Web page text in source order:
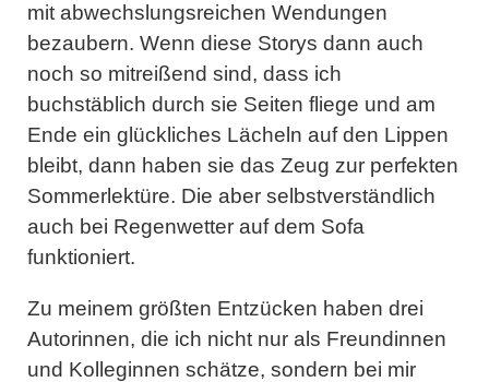
mit abwechslungsreichen Wendungen
bezaubern. Wenn diese Storys dann auch
noch so mitreißend sind, dass ich
buchstäblich durch sie Seiten fliege und am
Ende ein glückliches Lächeln auf den Lippen
bleibt, dann haben sie das Zeug zur perfekten
Sommerlektüre. Die aber selbstverständlich
auch bei Regenwetter auf dem Sofa
funktioniert.
Zu meinem größten Entzücken haben drei
Autorinnen, die ich nicht nur als Freundinnen
und Kolleginnen schätze, sondern bei mir